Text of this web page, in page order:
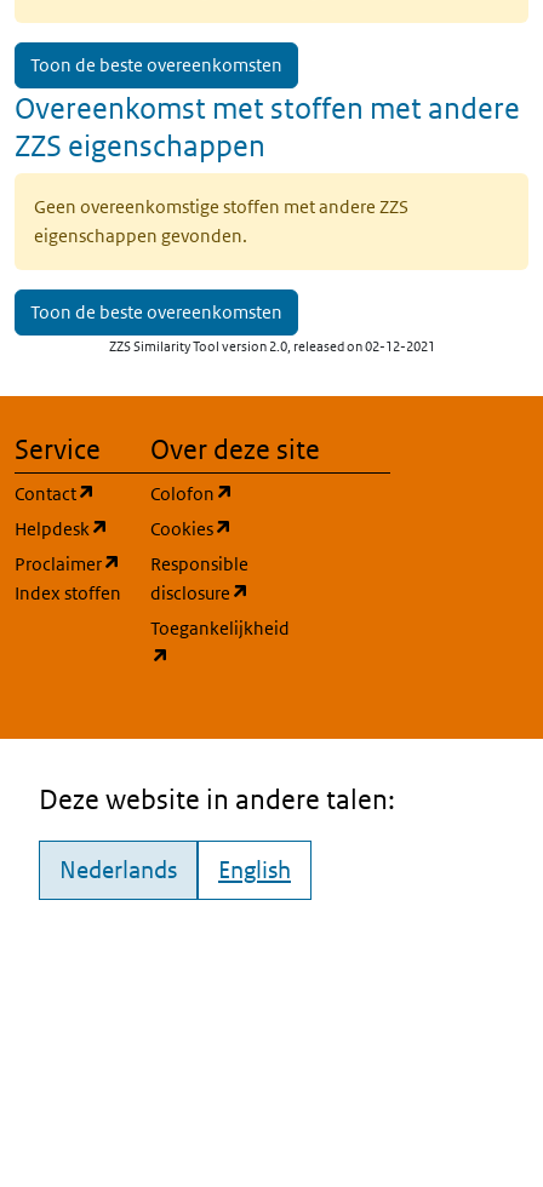
Toon de beste overeenkomsten
Overeenkomst met stoffen met andere
ZZS eigenschappen
Geen overeenkomstige stoffen met andere ZZS
eigenschappen gevonden.
Toon de beste overeenkomsten
ZZS Similarity Tool version 2.0, released on 02-12-2021
Service
Contact
(opent in een nieuw tabblad)
Helpdesk
(opent in een nieuw tabblad)
Proclaimer
(opent in een nieuw tabblad)
Index stoffen
Over deze site
Colofon
Cookies
Responsible
disclosure
Toegankelijkheid
Deze website in andere talen:
Nederlands English